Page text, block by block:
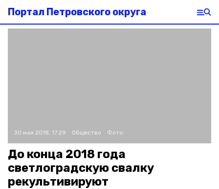
Портал Петровского округа
30 мая 2018, 17:29 Общество Фото:
До конца 2018 года
светлоградскую свалку
рекультивируют